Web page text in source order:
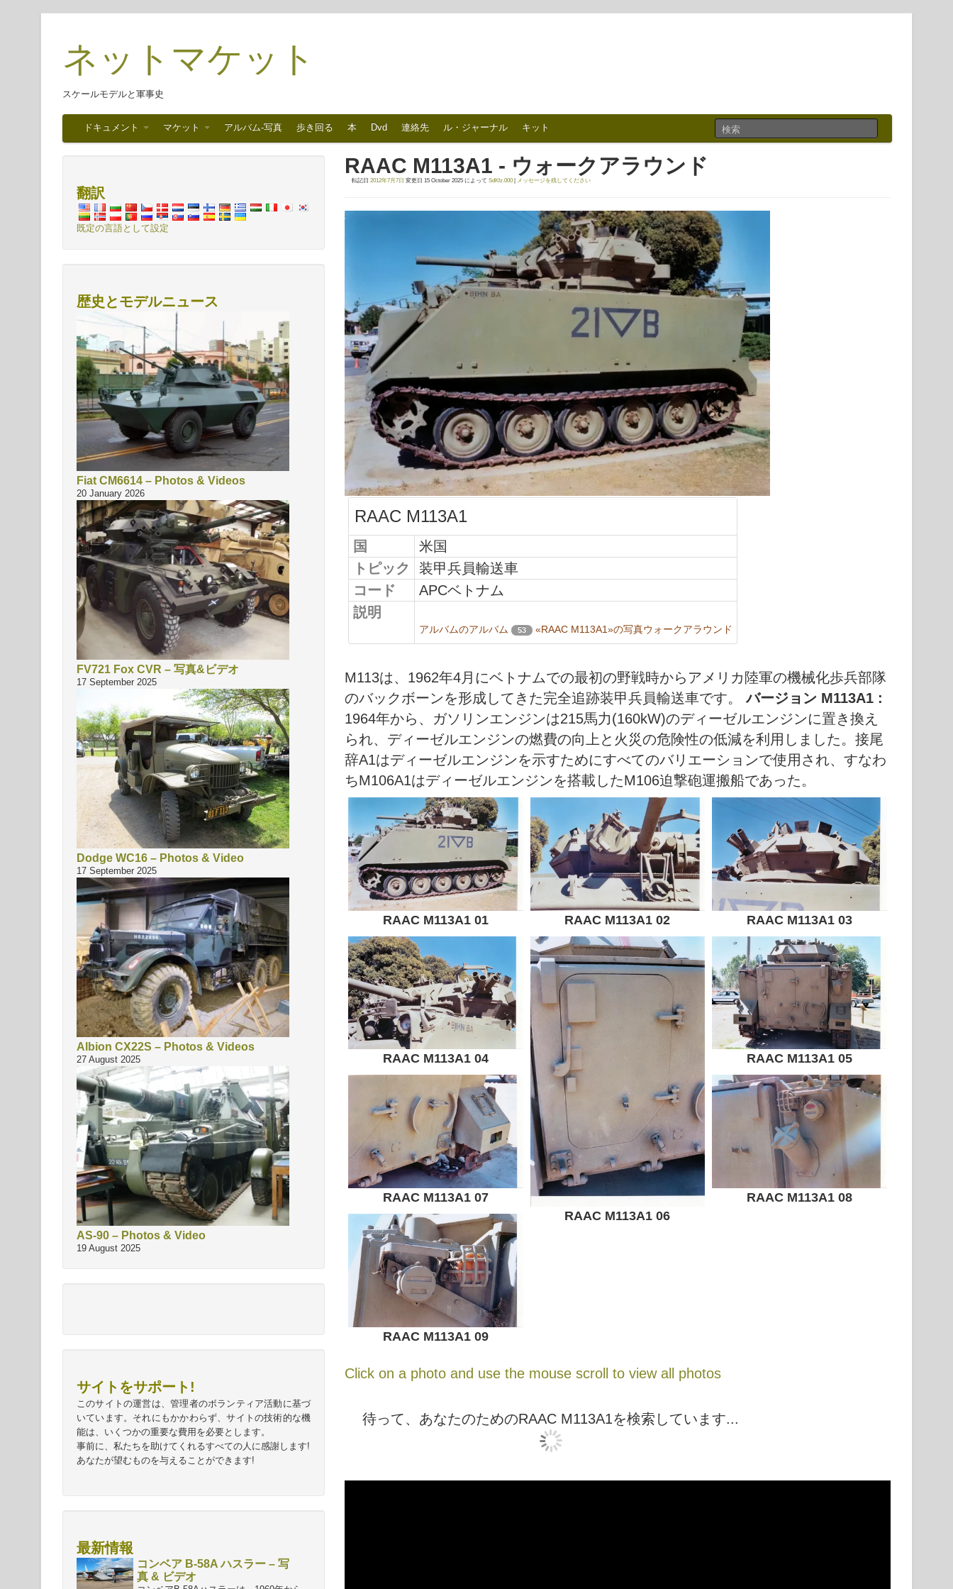
ネットマケット
スケールモデルと軍事史
ドキュメント マケット アルバム-写真 歩き回る 本 Dvd 連絡先 ル・ジャーナル キット
RAAC M113A1 - ウォークアラウンド
転記日 2012年7月7日 変更日 15 October 2025 によって SdKfz.000 メッセージを残してください
RAAC M113A1
国
米国
トピック
装甲兵員輸送車
コード
APCベトナム
説明
アルバムのアルバム 53 «RAAC M113A1»の写真ウォークアラウンド
M113は、1962年4月にベトナムでの最初の野戦時からアメリカ陸軍の機械化歩兵部隊
のバックボーンを形成してきた完全追跡装甲兵員輸送車です。バージョン M113A1 :
1964年から、ガソリンエンジンは215馬力(160kW)のディーゼルエンジンに置き換え
られ、ディーゼルエンジンの燃費の向上と火災の危険性の低減を利用しました。接尾
辞A1はディーゼルエンジンを示すためにすべてのバリエーションで使用され、すなわ
ちM106A1はディーゼルエンジンを搭載したM106迫撃砲運搬船であった。
RAAC M113A1 01 RAAC M113A1 02 RAAC M113A1 03
RAAC M113A1 04
RAAC M113A1 06
RAAC M113A1 05
RAAC M113A1 07 RAAC M113A1 08
RAAC M113A1 09
Click on a photo and use the mouse scroll to view all photos
待って、あなたのためのRAAC M113A1を検索しています...
翻訳
既定の言語として設定
歴史とモデルニュース
Fiat CM6614 – Photos & Videos
20 January 2026
FV721 Fox CVR – 写真&ビデオ
17 September 2025
Dodge WC16 – Photos & Video
17 September 2025
Albion CX22S – Photos & Videos
27 August 2025
AS-90 – Photos & Video
19 August 2025
サイトをサポート!
このサイトの運営は、管理者のボランティア活動に基づ
いています。それにもかかわらず、サイトの技術的な機
能は、いくつかの重要な費用を必要とします。
事前に、私たちを助けてくれるすべての人に感謝します!
あなたが望むものを与えることができます!
最新情報
コンベア B-58A ハスラー – 写
真 & ビデオ